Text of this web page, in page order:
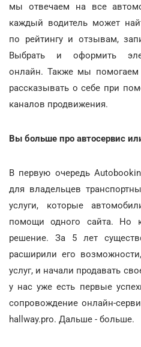
мы отвечаем на все
каждый водитель может
по рейтингу и отзывам,
Выбрать и оформить
онлайн. Также мы
рассказывать о себе при
каналов продвижения.
Вы больше про автосервис
В первую очередь
для владельцев
услуги, которые
помощи одного сайта.
решение. За 5 лет
расширили его
услуг, и начали продавать
у нас уже есть первые
сопровождение онлайн-
hallway.pro. Дальше - больше.